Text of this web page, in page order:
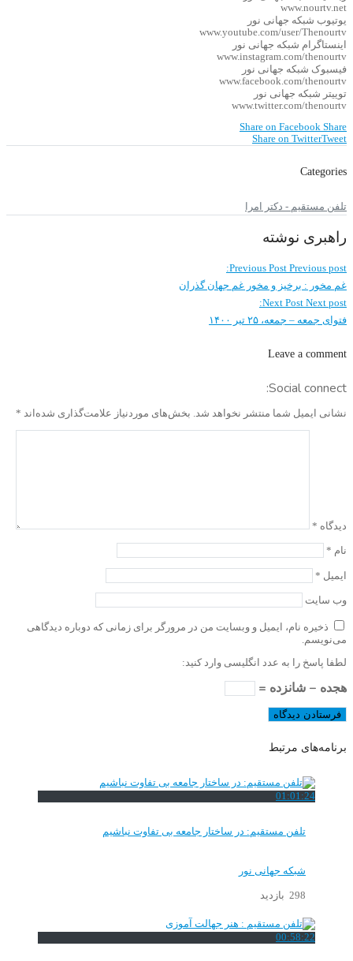
www.nourtv.net
یوتیوب شبکه جهانی نور
www.youtube.com/user/Thenourtv
اینستاگرام شبکه جهانی نور
www.instagram.com/thenourtv
فیسبوک شبکه جهانی نور
www.facebook.com/thenourtv
توییتر شبکه جهانی نور
www.twitter.com/thenourtv
Share on Facebook Share
Share on TwitterTweet
Categories
تلفن مستقیم - دکتر امرا
راهبری نوشته
Previous Post Previous post:
غم مخور : برخیز و مخور غم جهان گذران
Next Post Next post:
فتوای جمعه – جمعه، ۲۵ تیر ۱۴۰۰
Leave a comment
Social connect:
نشانی ایمیل شما منتشر نخواهد شد. بخش‌های موردنیاز علامت‌گذاری شده‌اند *
دیدگاه *
نام *
ایمیل *
وب‌ سایت
ذخیره نام، ایمیل و وبسایت من در مرورگر برای زمانی که دوباره دیدگاهی
می‌نویسم.
لطفا پاسخ را به عدد انگلیسی وارد کنید:
هجده − شانزده =
برنامه‌های مرتبط
01:01:24
تلفن مستقیم: در ساختار جامعه بی تفاوت نباشیم
شبکه جهانی نور
298 بازدید
00:58:22